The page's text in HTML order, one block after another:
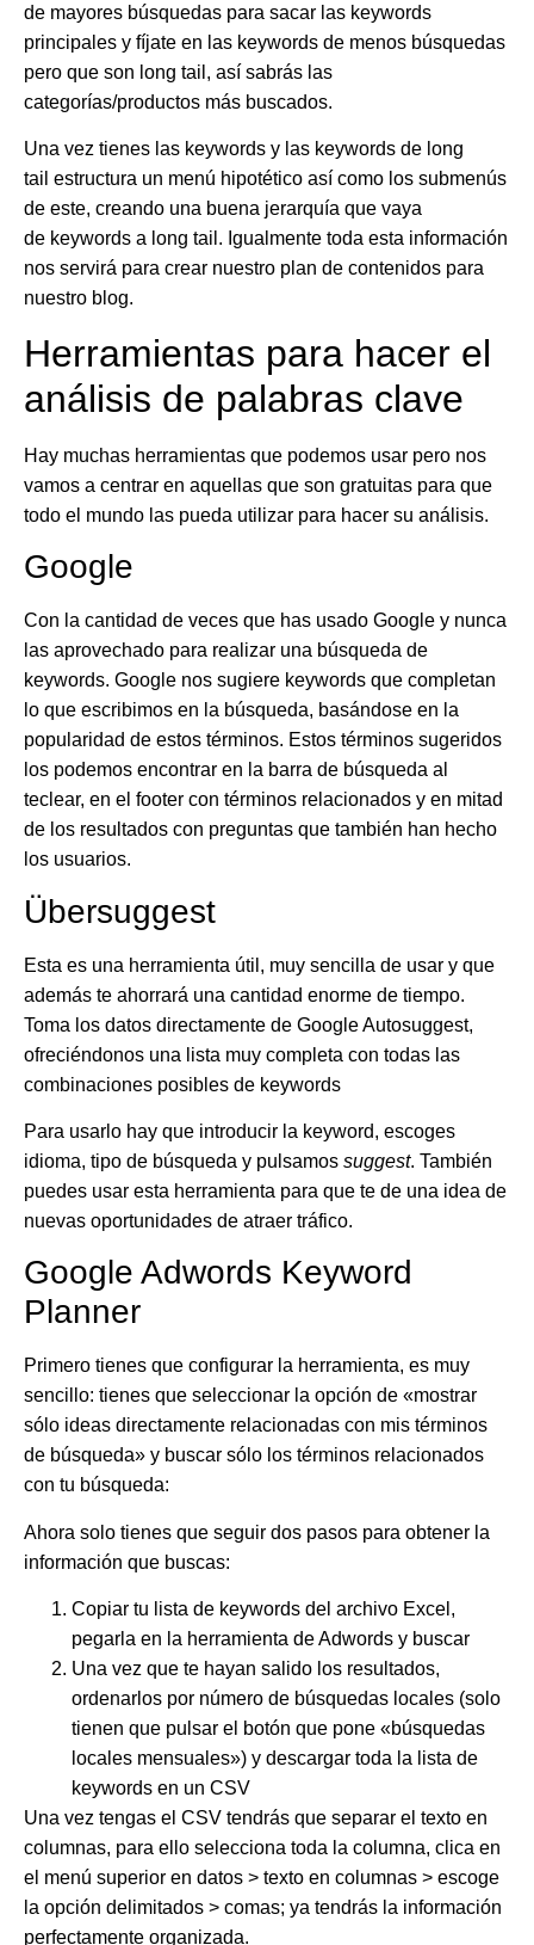
de mayores búsquedas para sacar las keywords
principales y fíjate en las keywords de menos búsquedas
pero que son long tail , así sabrás las
categorías/productos más buscados.
Una vez tienes las keywords y las keywords de long
tail estructura un menú hipotético así como los submenús
de este, creando una buena jerarquía que vaya
de keywords a long tail . Igualmente toda esta información
nos servirá para crear nuestro plan de contenidos para
nuestro blog.
Herramientas para hacer el
análisis de palabras clave
Hay muchas herramientas que podemos usar pero nos
vamos a centrar en aquellas que son gratuitas para que
todo el mundo las pueda utilizar para hacer su análisis.
Google
Con la cantidad de veces que has usado Google y nunca
las aprovechado para realizar una búsqueda de
keywords. Google nos sugiere keywords que completan
lo que escribimos en la búsqueda, basándose en la
popularidad de estos términos. Estos términos sugeridos
los podemos encontrar en la barra de búsqueda al
teclear, en el footer con términos relacionados y en mitad
de los resultados con preguntas que también han hecho
los usuarios.
Übersuggest
Esta es una herramienta útil, muy sencilla de usar y que
además te ahorrará una cantidad enorme de tiempo.
Toma los datos directamente de Google Autosuggest,
ofreciéndonos una lista muy completa con todas las
combinaciones posibles de keywords
Para usarlo hay que introducir la keyword, escoges
idioma, tipo de búsqueda y pulsamos suggest. También
puedes usar esta herramienta para que te de una idea de
nuevas oportunidades de atraer tráfico.
Google Adwords Keyword
Planner
Primero tienes que configurar la herramienta, es muy
sencillo: tienes que seleccionar la opción de «mostrar
sólo ideas directamente relacionadas con mis términos
de búsqueda» y buscar sólo los términos relacionados
con tu búsqueda:
Ahora solo tienes que seguir dos pasos para obtener la
información que buscas:
Copiar tu lista de keywords del archivo Excel,
pegarla en la herramienta de Adwords y buscar
Una vez que te hayan salido los resultados,
ordenarlos por número de búsquedas locales (solo
tienen que pulsar el botón que pone «búsquedas
locales mensuales») y descargar toda la lista de
keywords en un CSV
Una vez tengas el CSV tendrás que separar el texto en
columnas, para ello selecciona toda la columna, clica en
el menú superior en datos > texto en columnas > escoge
la opción delimitados > comas; ya tendrás la información
perfectamente organizada.